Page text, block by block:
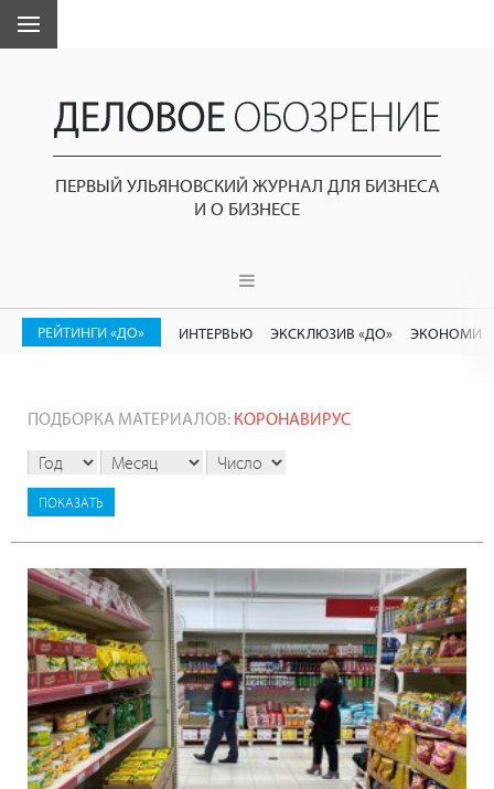
ПЕРВЫЙ УЛЬЯНОВСКИЙ ЖУРНАЛ ДЛЯ БИЗНЕСА
И О БИЗНЕСЕ
РЕЙТИНГИ «ДО» ИНТЕРВЬЮ ЭКСКЛЮЗИВ «ДО»
ПОДБОРКА МАТЕРИАЛОВ: КОРОНАВИРУС